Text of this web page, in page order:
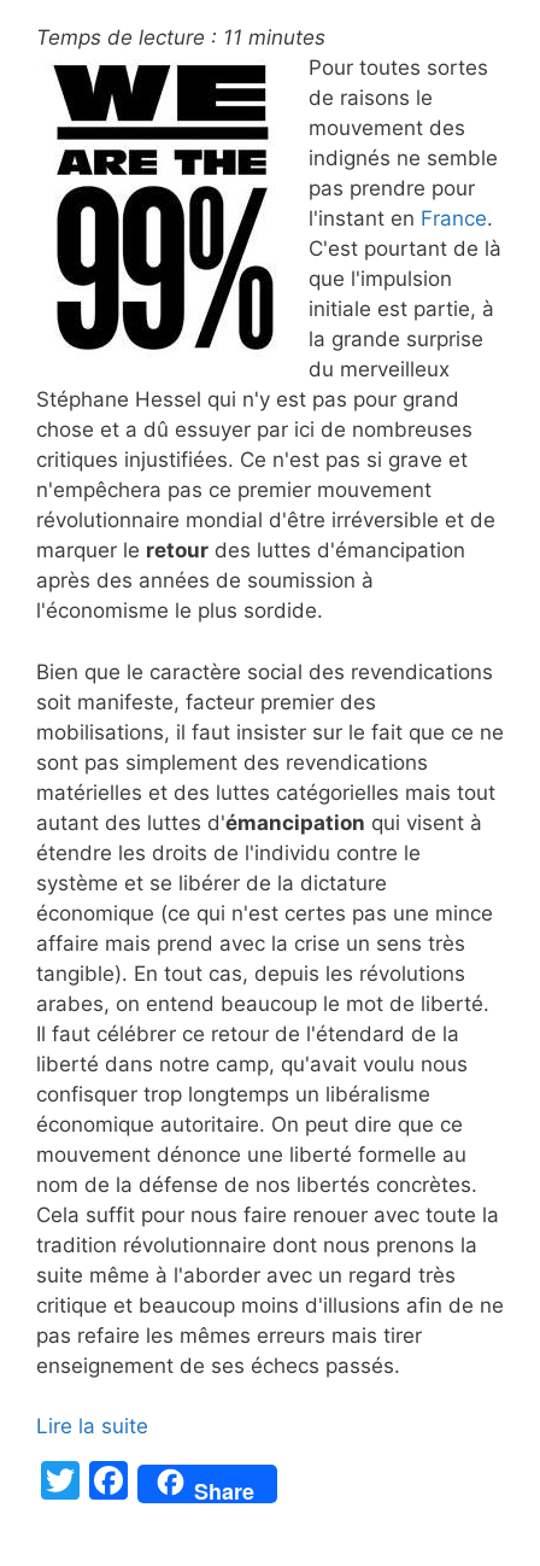
Temps de lecture : 11 minutes
Pour toutes sortes
de raisons le
mouvement des
indignés ne semble
pas prendre pour
l'instant en France.
C'est pourtant de là
que l'impulsion
initiale est partie, à
la grande surprise
du merveilleux
Stéphane Hessel qui n'y est pas pour grand
chose et a dû essuyer par ici de nombreuses
critiques injustifiées. Ce n'est pas si grave et
n'empêchera pas ce premier mouvement
révolutionnaire mondial d'être irréversible et de
marquer le retour des luttes d'émancipation
après des années de soumission à
l'économisme le plus sordide.
Bien que le caractère social des revendications
soit manifeste, facteur premier des
mobilisations, il faut insister sur le fait que ce ne
sont pas simplement des revendications
matérielles et des luttes catégorielles mais tout
autant des luttes d'émancipation qui visent à
étendre les droits de l'individu contre le
système et se libérer de la dictature
économique (ce qui n'est certes pas une mince
affaire mais prend avec la crise un sens très
tangible). En tout cas, depuis les révolutions
arabes, on entend beaucoup le mot de liberté.
Il faut célébrer ce retour de l'étendard de la
liberté dans notre camp, qu'avait voulu nous
confisquer trop longtemps un libéralisme
économique autoritaire. On peut dire que ce
mouvement dénonce une liberté formelle au
nom de la défense de nos libertés concrètes.
Cela suffit pour nous faire renouer avec toute la
tradition révolutionnaire dont nous prenons la
suite même à l'aborder avec un regard très
critique et beaucoup moins d'illusions afin de ne
pas refaire les mêmes erreurs mais tirer
enseignement de ses échecs passés.
Lire la suite
T
F
a
Share